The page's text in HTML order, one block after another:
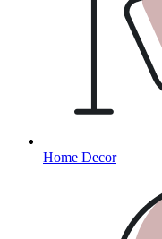
Home Decor